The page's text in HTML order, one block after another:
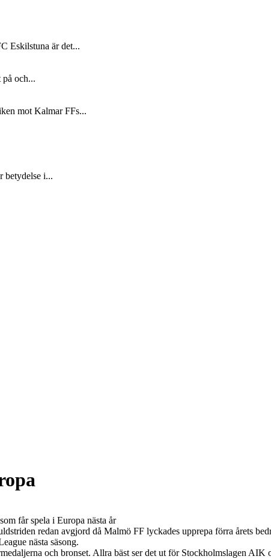
Eskilstuna är det...
på och...
mot Kalmar FFs...
betydelse i...
får spela i Europa nästa år
redan avgjord då Malmö FF lyckades upprepa förra årets
nästa säsong.
och bronset. Allra bäst ser det ut för Stockholmslagen AIK